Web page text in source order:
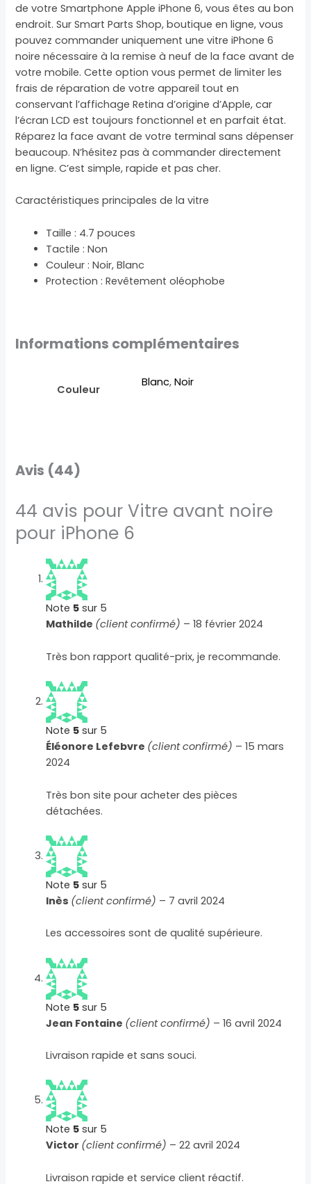
de votre Smartphone Apple iPhone 6, vous êtes au bon
endroit. Sur Smart Parts Shop, boutique en ligne, vous
pouvez commander uniquement une vitre iPhone 6
noire nécessaire à la remise à neuf de la face avant de
votre mobile. Cette option vous permet de limiter les
frais de réparation de votre appareil tout en
conservant l’affichage Retina d’origine d’Apple, car
l’écran LCD est toujours fonctionnel et en parfait état.
Réparez la face avant de votre terminal sans dépenser
beaucoup. N’hésitez pas à commander directement
en ligne. C’est simple, rapide et pas cher.
Caractéristiques principales de la vitre
Taille : 4.7 pouces
Tactile : Non
Couleur : Noir, Blanc
Protection : Revêtement oléophobe
Informations complémentaires
Couleur
Blanc,Noir
Avis (44)
44 avis pourVitre avant noire
pour iPhone 6
Note 5 sur 5
Mathilde (client confirmé) – 18 février 2024
Très bon rapport qualité-prix, je recommande.
Note 5 sur 5
Éléonore Lefebvre (client confirmé) – 15 mars
2024
Très bon site pour acheter des pièces
détachées.
Note 5 sur 5
Inès (client confirmé) – 7 avril 2024
Les accessoires sont de qualité supérieure.
Note 5 sur 5
Jean Fontaine (client confirmé) – 16 avril 2024
Livraison rapide et sans souci.
Note 5 sur 5
Victor (client confirmé) – 22 avril 2024
Livraison rapide et service client réactif.